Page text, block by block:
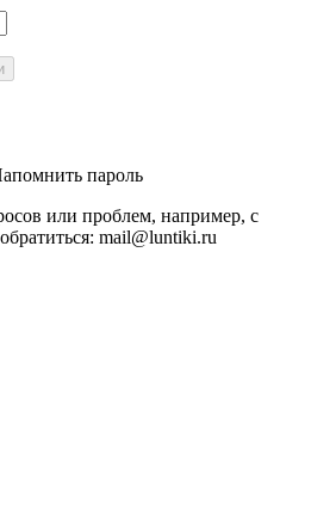
пароль
или проблем, например, с
mail@luntiki.ru